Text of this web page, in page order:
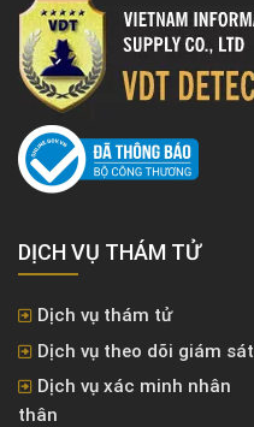
DỊCH VỤ THÁM TỬ
Dịch vụ thám tử
Dịch vụ theo dõi giám sát
Dịch vụ xác minh nhân
thân